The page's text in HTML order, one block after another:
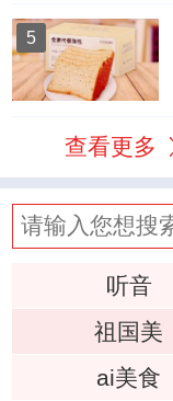
5
查看更多
听音
祖国美
ai美食